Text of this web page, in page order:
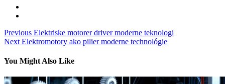
Navigácia
v
článku
Previous Elektriske motorer driver moderne teknologi
Next Elektromotory ako pilier moderne technológie
You Might Also Like